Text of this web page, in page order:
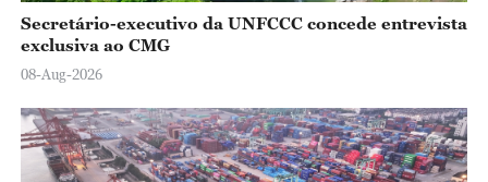
Secretário-executivo da UNFCCC concede entrevista
exclusiva ao CMG
08-Aug-2026